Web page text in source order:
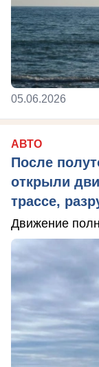
05.06.2026
АВТО
После
открыли
трассе,
Движение